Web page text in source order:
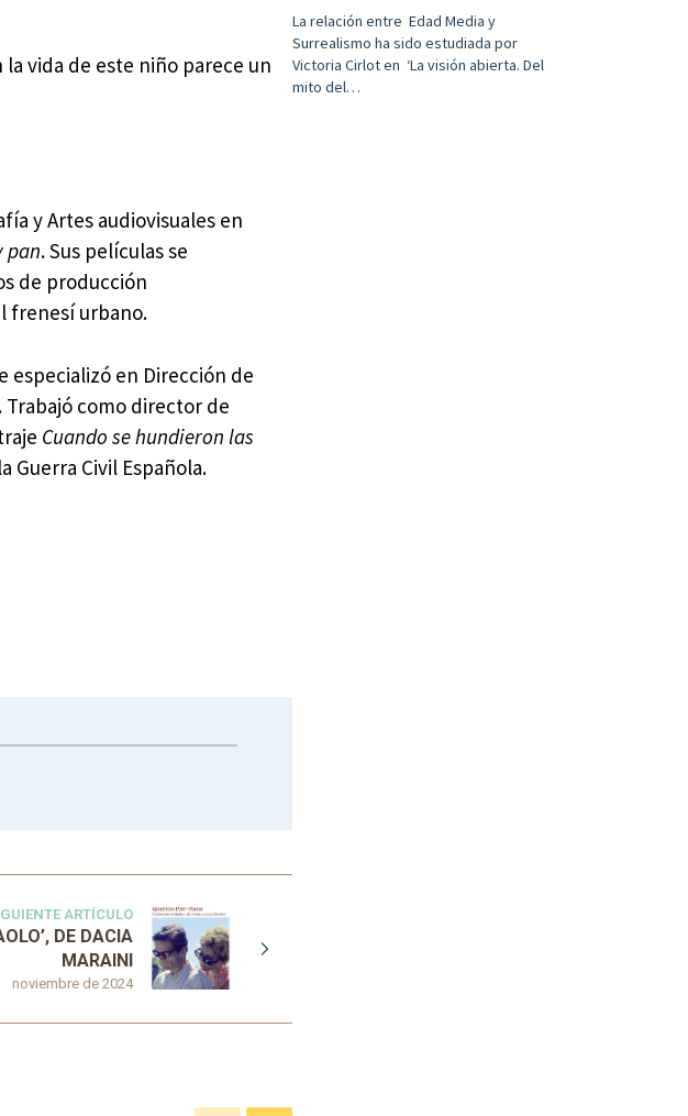
vida de este niño parece un
y Artes audiovisuales en
pan. Sus películas se
de producción
frenesí urbano.
especializó en Dirección de
como director de
Cuando se hundieron las
Guerra Civil Española.
ARTÍCULO
noviembre de 2024
DE DACIA
MARAINI
La relación entre Edad Media y
Surrealismo ha sido estudiada por
Victoria Cirlot en ‘La visión abierta. Del
mito del…